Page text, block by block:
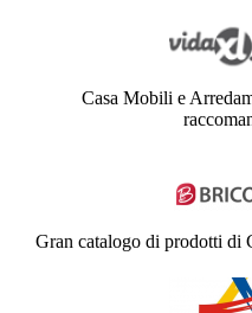
Casa Mobili e
Gran catalogo di prodotti di